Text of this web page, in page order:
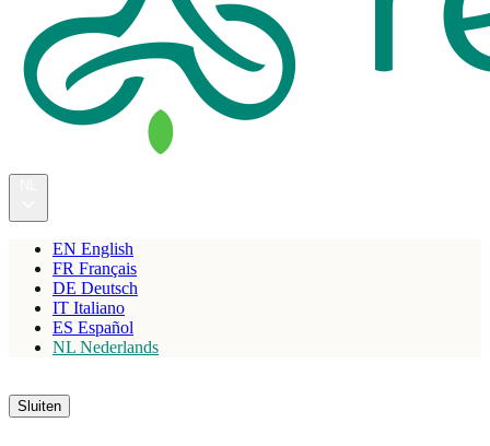
EN English
FR Français
DE Deutsch
IT Italiano
ES Español
NL Nederlands
Sluiten